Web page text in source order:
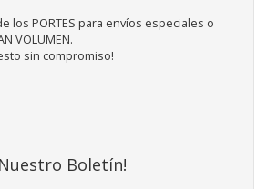
los PORTES para envíos especiales o
VOLUMEN.
sin compromiso!
Boletín!